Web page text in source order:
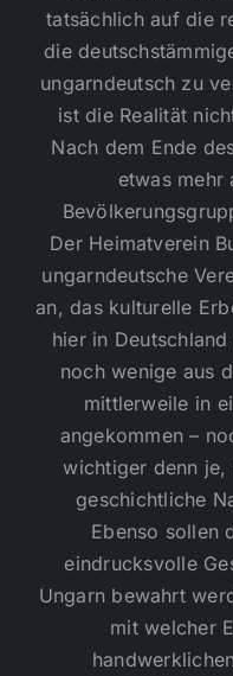
tatsächlich auf die
die
ungarndeutsch zu
ist die Realität
Nach dem Ende
etwas mehr
Der Heimatverein
ungarndeutsche
an, das kulturelle
hier in
noch wenige aus
mittlerweile in
angekommen –
wichtiger denn je,
geschichtliche
Ebenso sollen
eindrucksvolle
Ungarn bewahrt
mit welcher